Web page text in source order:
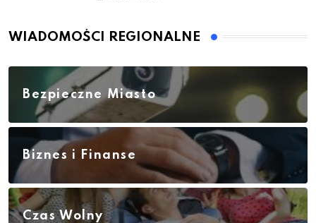
WIADOMOŚCI REGIONALNE
Bezpieczne Miasto
Biznes i Finanse
Czas Wolny